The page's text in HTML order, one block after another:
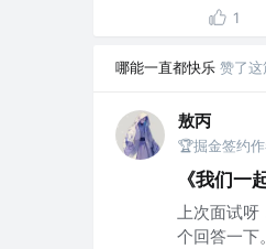
1
哪能一直都快乐 赞了这
敖丙
🏆掘金签约
《我们
上次面试呀
个回答一下